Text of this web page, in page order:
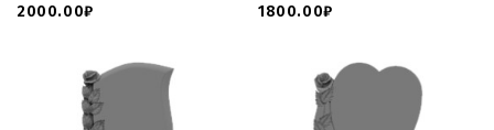
2000.00₽ 1800.00₽